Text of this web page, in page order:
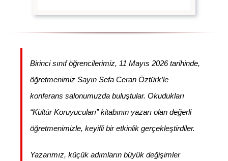
Birinci sınıf öğrencilerimiz, 11 Mayıs 2026 tarihinde,
öğretmenimiz Sayın Sefa Ceran Öztürk’le
konferans salonumuzda buluştular. Okudukları
“Kültür Koruyucuları” kitabının yazarı olan değerli
öğretmenimizle, keyifli bir etkinlik gerçekleştirdiler.
Yazarımız, küçük adımların büyük değişimler